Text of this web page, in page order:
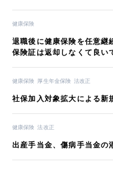
健康保険
退職後に健康保険を任意継
保険証は返却しなくて良い
健康保険 厚生年金保険 法改正
社保加入対象拡大による新
健康保険 法改正
出産手当金、傷病手当金の